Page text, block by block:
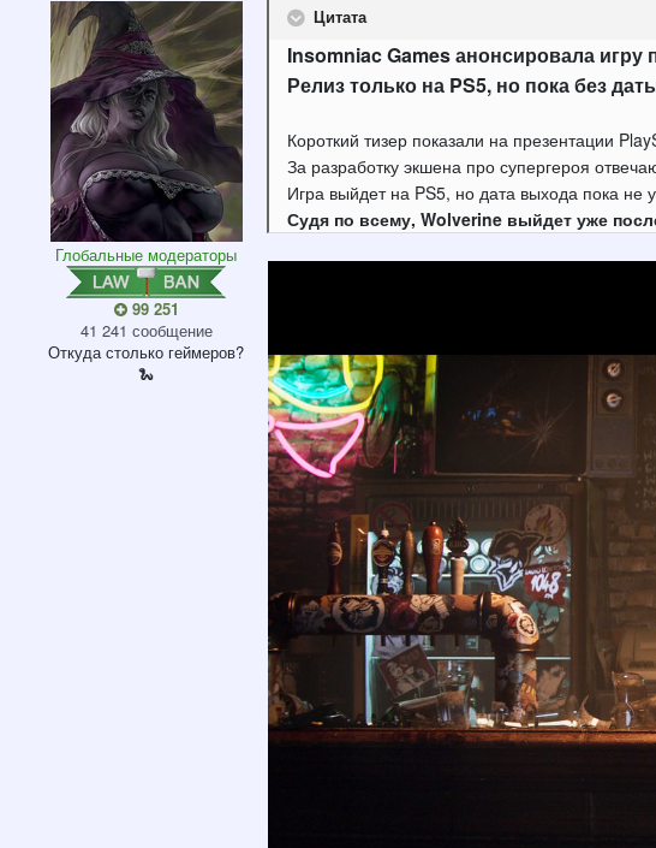
Глобальные модераторы
99 251
41 241 сообщение
Откудастолько геймеров?
🐍
Цитата
Insomniac Games анонсировала игру
Релиз только на PS5, но пока без
Короткий тизер показали на презентации
За разработку экшена про супергероя
Игра выйдет на PS5, но дата выхода пока не
Судя по всему, Wolverine выйдет уже